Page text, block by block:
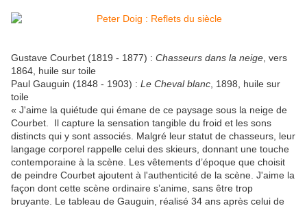
Gustave Courbet (1819 - 1877) : Chasseurs dans la neige , vers
1864, huile sur toile
Paul Gauguin (1848 - 1903) : Le Cheval blanc , 1898, huile sur
toile
« J'aime la quiétude qui émane de ce paysage sous la neige de
Courbet. Il capture la sensation tangible du froid et les sons
distincts qui y sont associés. Malgré leur statut de chasseurs, leur
langage corporel rappelle celui des skieurs, donnant une touche
contemporaine à la scène. Les vêtements d’époque que choisit
de peindre Courbet ajoutent à l'authenticité de la scène. J'aime la
façon dont cette scène ordinaire s’anime, sans être trop
bruyante. Le tableau de Gauguin, réalisé 34 ans après celui de